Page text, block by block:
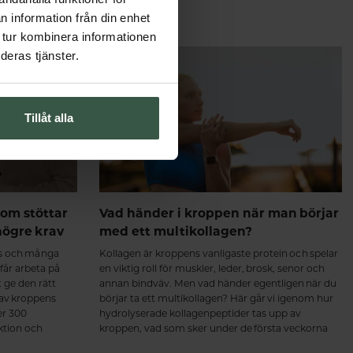
information från din enhet
kombinera informationen
tjänster.
Tillåt alla
stöttar
krav
och många
arbeta på
ge den rätt
kroppens
300
och
Vad händer i kroppen när man börjar
med ett multikollagen?
Kollagen är kroppens vanligaste protein och spelar
en viktig roll för muskler, leder, brosk, senor och
annan bindväv. Men vad händer egentligen när du
börjar ta ett multikollagen? Här går vi igenom hur
hydrolyserade kollagenpeptider tas upp av
kroppen, vad som sker under de första veckorna